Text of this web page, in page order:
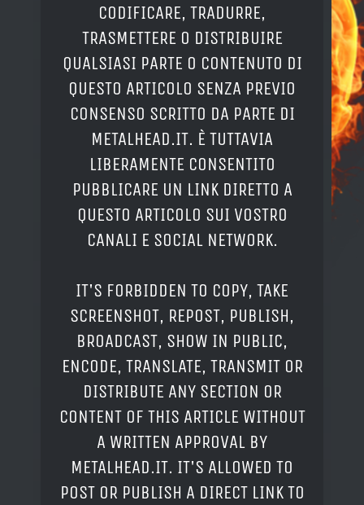
CODIFICARE, TRADURRE,
TRASMETTERE O DISTRIBUIRE
QUALSIASI PARTE O CONTENUTO DI
QUESTO ARTICOLO SENZA PREVIO
CONSENSO SCRITTO DA PARTE DI
METALHEAD.IT. È TUTTAVIA
LIBERAMENTE CONSENTITO
PUBBLICARE UN LINK DIRETTO A
QUESTO ARTICOLO SUI VOSTRO
CANALI E SOCIAL NETWORK.
IT'S FORBIDDEN TO COPY, TAKE
SCREENSHOT, REPOST, PUBLISH,
BROADCAST, SHOW IN PUBLIC,
ENCODE, TRANSLATE, TRANSMIT OR
DISTRIBUTE ANY SECTION OR
CONTENT OF THIS ARTICLE WITHOUT
A WRITTEN APPROVAL BY
METALHEAD.IT. IT'S ALLOWED TO
POST OR PUBLISH A DIRECT LINK TO